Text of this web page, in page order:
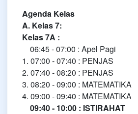
Agenda Kelas
A. Kelas 7:
Kelas 7A :
06:45 - 07:00 : Apel Pagi
1. 07:00 - 07:40 : PENJAS
2. 07:40 - 08:20 : PENJAS
3. 08:20 - 09:00 : MATEMATIKA
4. 09:00 - 09:40 : MATEMATIKA
09:40 - 10:00 : ISTIRAHAT